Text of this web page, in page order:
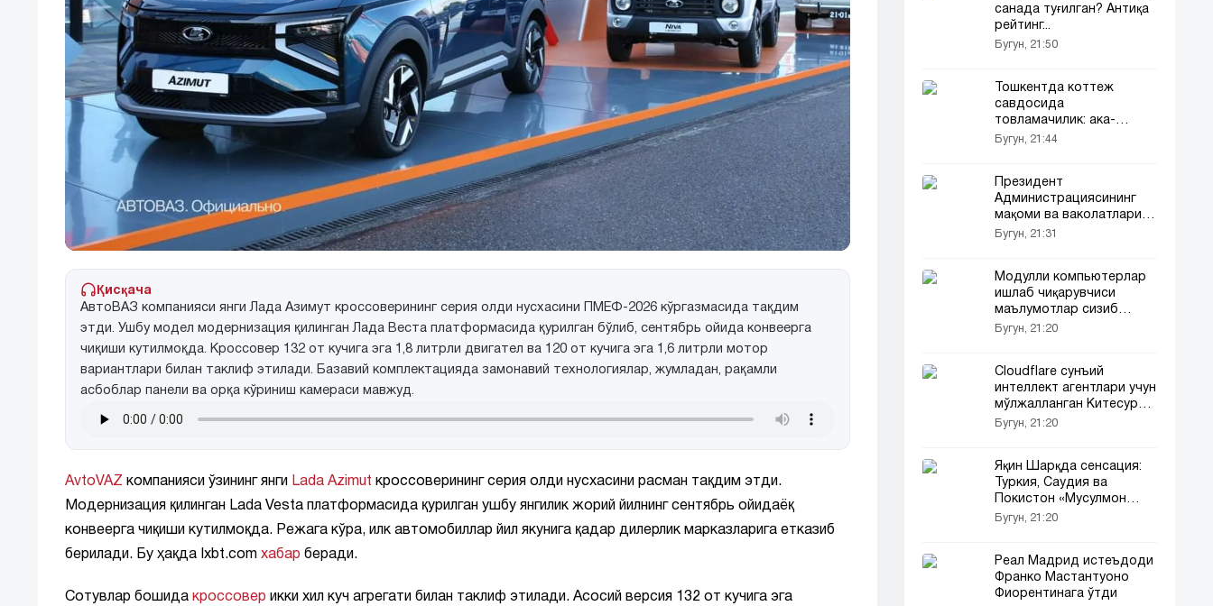
Қисқача
АвтоВАЗ компанияси янги Лада Азимут кроссоверининг серия олди нусхасини ПМEФ-2026 кўргазмасида тақдим
этди. Ушбу модел модернизация қилинган Лада Веста платформасида қурилган бўлиб, сентябрь ойида конвеерга
чиқиши кутилмоқда. Кроссовер 132 от кучига эга 1,8 литрли двигател ва 120 от кучига эга 1,6 литрли мотор
вариантлари билан таклиф этилади. Базавий комплектацияда замонавий технологиялар, жумладан, рақамли
асбоблар панели ва орқа кўриниш камераси мавжуд.
AvtoVAZ компанияси ўзининг янги Lada Azimut кроссоверининг серия олди нусхасини расман тақдим этди.
Модернизация қилинган Lada Vesta платформасида қурилган ушбу янгилик жорий йилнинг сентябрь ойидаёқ
конвеерга чиқиши кутилмоқда. Режага кўра, илк автомобиллар йил якунига қадар дилерлик марказларига етказиб
берилади. Бу ҳақда Ixbt.com хабар беради.
Сотувлар бошида кроссовер икки хил куч агрегати билан таклиф этилади. Асосий версия 132 от кучига эга
санада туғилган? Антиқа
рейтинг...
Бугун, 21:50
Тошкентда коттеж
савдосида
товламачилик: ака-
укалар қўлга олинди
Бугун, 21:44
Президент
Администрациясининг
мақоми ва ваколатлари
қонун билан
Бугун, 21:31
Модулли компьютерлар
ишлаб чиқарувчиси
маълумотлар сизиб
чиққанини маълум қилди
Бугун, 21:20
Cloudflare сунъий
интеллект агентлари учун
мўлжалланган Китесурф
браузерини тақдим этди
Бугун, 21:20
Яқин Шарқда сенсация:
Туркия, Саудия ва
Покистон «Мусулмон
НАТО»сини тузди!
Бугун, 21:20
Реал Мадрид истеъдоди
Франко Мастантуоно
Фиорентинага ўтди